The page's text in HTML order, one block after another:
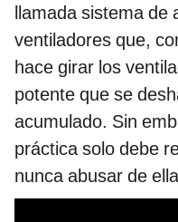
llamada sistema de
ventiladores que,
hace girar los
potente que se
acumulado. Sin
práctica solo debe
nunca abusar de